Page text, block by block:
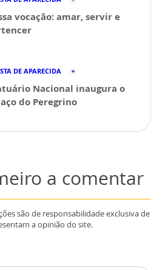
vocação: amar, servir e
DE APARECIDA
Nacional inaugura o
do Peregrino
a comentar
são de responsabilidade exclusiva de
a opinião do site.